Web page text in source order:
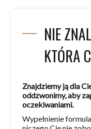
NIE
KTÓRA
Znajdziemy ją dla
oddzwonimy, aby
oczekiwaniami.
Wypełnienie